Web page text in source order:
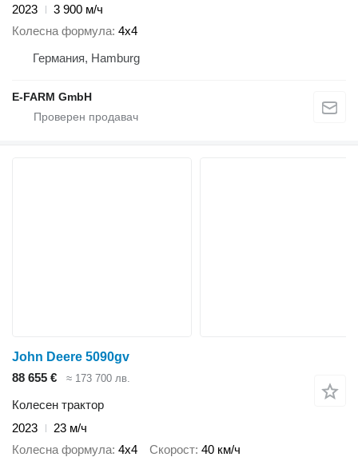
2023
3 900 м/ч
Колесна формула 4x4
Германия, Hamburg
E-FARM GmbH
John Deere 5090gv
88 655 €
≈ 173 700 лв.
Колесен трактор
2023
23 м/ч
Колесна формула 4x4 Скорост 40 км/ч